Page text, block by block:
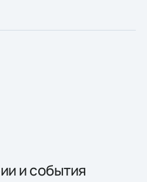
и события